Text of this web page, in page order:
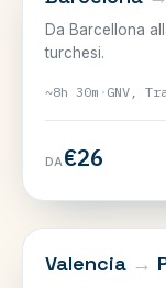
Da Barcellona
turchesi.
~8h 30m · GNV,
DA€26
BALEARI
Valencia →